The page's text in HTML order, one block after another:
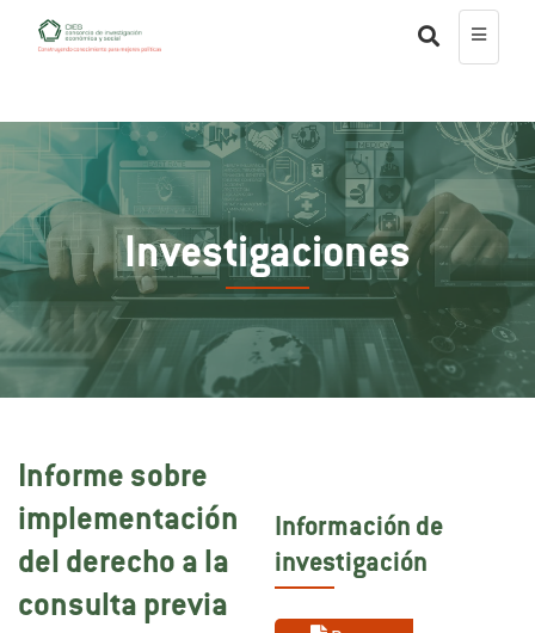
Investigaciones
Informe sobre
implementación
del derecho a la
consulta previa
Información de
investigación